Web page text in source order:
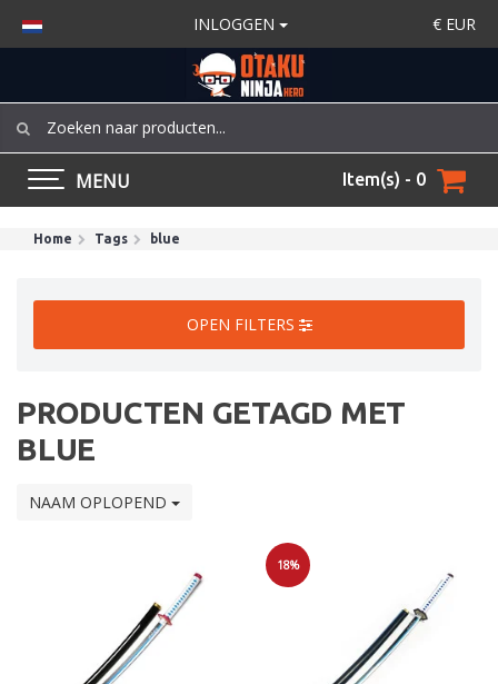
INLOGGEN € EUR
MENU Item(s) - 0
Home Tags blue
OPEN FILTERS
PRODUCTEN GETAGD MET
BLUE
NAAM OPLOPEND
18%